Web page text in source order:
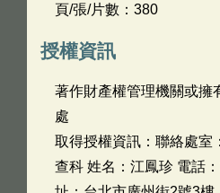
頁/張/片數：380
授權資訊
著作財產權管理機關或擁
處
取得授權資訊：聯絡處室
查科 姓名：江鳳珍 電話